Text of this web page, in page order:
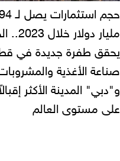
"أمن القاهرة" يضبط
شركة مطاعم استولى على
أموال المواطنين بزعم